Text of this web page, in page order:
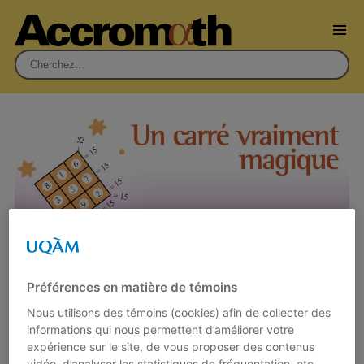
Rechercher :
Rubrique des paradoxes : Un carré
Préférences en matière de témoins
Nous utilisons des témoins (cookies) afin de collecter des
informations qui nous permettent d’améliorer votre
expérience sur le site, de vous proposer des contenus